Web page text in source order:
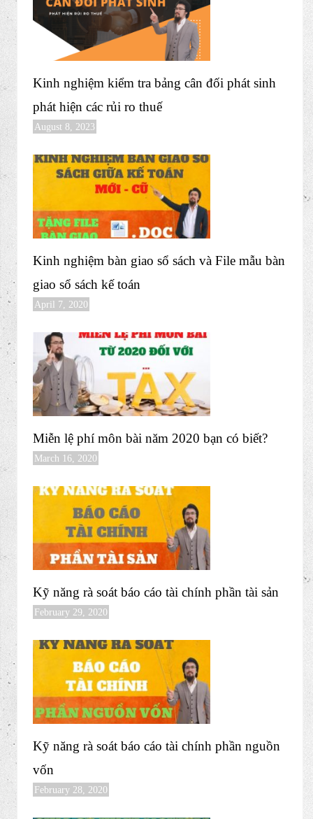
Kinh nghiệm kiểm tra bảng cân đối phát sinh
phát hiện các rủi ro thuế
August 8, 2023
Kinh nghiệm bàn giao sổ sách và File mẫu bàn
giao sổ sách kế toán
April 7, 2020
Miễn lệ phí môn bài năm 2020 bạn có biết?
March 16, 2020
Kỹ năng rà soát báo cáo tài chính phần tài sản
February 29, 2020
Kỹ năng rà soát báo cáo tài chính phần nguồn
vốn
February 28, 2020